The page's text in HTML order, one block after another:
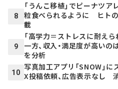
8
「うんこ移植」でピーナツ
粒食べられるように ヒト
載
9
「高学力＝ストレスに耐え
一方、収入・満足度が高い
を分析
10
写真加工アプリ「SNOW」
X投稿依頼、広告表示なし